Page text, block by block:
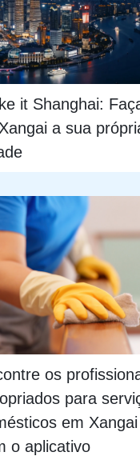
it Shanghai:
a sua
os
para
em Xangai
o aplicativo